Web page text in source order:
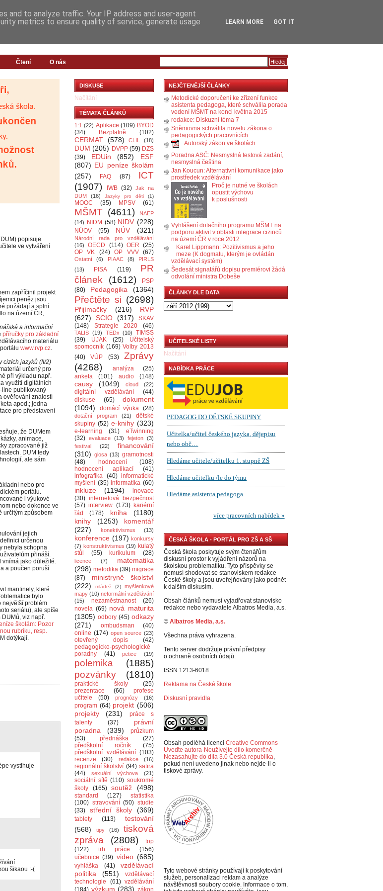
Čtení O nás
popisuje
ve vytváření
zapříčinil projekt
peněz jsou
požádají a splní
na území ČR,
a informační
příručky pro základní
materiálu
www.rvp.cz.
cizích jazyků (II/2)
určený pro
při výkladu např.
využití digitálních
line publikovaný
ověřování znalostí
apod.; jedna
pro představení
že DUMem
animace,
zpracované již
DUM tedy
ale sám
nebo pro
portálu.
i výukové
nebo dokonce ve
určitým způsobem
jejich
určenou
nebyla schopna
přináší.
vnímá jako důležité.
a poučen poruší
mantinely, které
bylo
největší problém
seriálu), ale spíše
viz např.
školám: Pozor
rubriku, resp.
dotýkají.
vystihuje
šikaou :-(
DISKUSE
Načítání
TÉMATA ČLÁNKŮ
1:1 (22) Aplikace (109) BYOD
(34)
Bezplatně (102)
CERMAT (578) CLIL (18)
DUM (205) DVPP (59) DZS
(39)
EDUin (852)
ESF
(807) EU peníze školám
(257)
FAQ (87)
ICT
(1907)
IWB (32) Jak na
DUM
(16) Jazyky pro děti (1)
MOOC (35) MPSV (61)
MŠMT (4611)
NAEP
(14)
NIDM (58) NIDV (228)
NÚOV (55) NÚV (321)
Národní rada pro vzdělávání
(16)
OECD (114) OER (25)
OP VK
(24) OP VVV (67)
Ostatní (6) PIAAC (8)
PIRLS
(13)
PISA (119)
PR
článek
(1612)
PSP
(80)
Pedagogika (1364)
Přečtěte si (2698)
Přijímačky (216)
RVP
(627)
SCIO (317)
SKAV
(148)
Strategie 2020 (46)
TALIS (19) TEDx (10)
TIMSS
(39)
UJAK (25)
Učitelský
spomocník (169) Volby 2013
(40)
VÚP (53)
Zprávy
(4268)
analýza
(25)
anketa
(101) audio (148)
causy (1049) cloud (22)
digitální vzdělávání
(44)
diskuse
(65)
dokument
(1094)
domácí výuka (28)
dotační program (21)
dětské
skupiny (52) e-knihy (323)
e-learning (31)
eTwinning
(32) evaluace (13) fejeton (3)
festival
(22)
financování
(310) glosa (13) gramotnosti
(48)
hodnocení
(108)
hodnocení aplikací
(41)
infografika (40) informatické
myšlení (35) informatika (60)
inkluze (1194)
inovace
(30) internetová bezpečnost
(57) interview (173) kariérní
řád
(178) kniha
(1180)
knihy
(1253)
komentář
(227)
konektivismus (13)
konference (197) konkursy
(7) konstruktivismus (19) kulatý
stůl
(55) kurikulum (28)
licence (7)
matematika
(298) metodika (39) migrace
(87)
ministryně školství
(222)
mládež (2)
myšlenkové
mapy (10) neformální vzdělávání
(15)
nezaměstnanost
(26)
novela (69) nová maturita
(1305) odbory (45) odkazy
(271)
ombudsman
(40)
online (174) open source (23)
otevřený dopis
(42)
pedagogicko-psychologické
poradny
(41) petice (19)
polemika
(1885)
pozvánky
(1810)
praktické školy
(25)
prezentace
(66)
profese
učitele
(50) prognózy (16)
program (64) projekt (506)
projekty
(231)
práce s
talenty
(37)
právní
poradna
(339)
průzkum
(53)
přednáška
(27)
předškolní ročník
(75)
předškolní vzdělávání (103)
recenze
(30) redakce (16)
regionální školství (94) satira
(44)
sexuální výchova (21)
sociální sítě (110) soukromé
školy
(165) soutěž (498)
standard (127)
statistika
(100) stravování (50) studie
(33)
střední školy (369)
tablety (113)
testování
(568)
tipy (16)
tisková
zpráva
(2808)
top
(122)
trh práce
(156)
učebnice (39) video (685)
vyhláška (41)
vzdělávací
politika
(551)
vzdělávací
technologie
(61) vzdělávání
(184) výzkum (283) zákon
NEJČTENĚJŠÍ ČLÁNKY
Metodické doporučení ke zřízení funkce
asistenta pedagoga, které schválila porada
vedení MŠMT na konci května 2015
redakce: Diskuzní téma 7
Sněmovna schválila novelu zákona o
pedagogických pracovnících
Autorský zákon ve školách
Poradna ASČ: Nesmyslná testová zadání,
nesmyslná čeština
Jan Koucun: Alternativní komunikace jako
prostředek vzdělávání
Proč je nutné ve školách
opustit výchovu
k poslušnosti
Vyhlášení dotačního programu MŠMT na
podporu aktivit v oblasti integrace cizinců
na území ČR v roce 2012
Karel Lippmann: Pozitivismus a jeho
meze (K dogmatu, kterým je ovládán
vzdělávací systém)
Šedesát signatářů dopisu premiérovi žádá
odvolání ministra Dobeše
ČLÁNKY DLE DATA
UČITELSKÉ LISTY
Načítání
NABÍDKA PRÁCE
ČESKÁ ŠKOLA - PORTÁL PRO ZŠ A SŠ
Česká škola poskytuje svým čtenářům
diskusní prostor k vyjádření názorů na
školskou problematiku. Tyto příspěvky se
nemusí shodovat se stanoviskem redakce
České školy a jsou uveřejňovány jako podnět
k dalším diskusím.
Obsah článků nemusí vyjadřovat stanovisko
redakce nebo vydavatele Albatros Media, a.s.
© Albatros Media, a.s.
Všechna práva vyhrazena.
Tento server dodržuje právní předpisy
o ochraně osobních údajů.
ISSN 1213-6018
Reklama na České škole
Diskusní pravidla
Obsah podléhá licenci Creative Commons
Uveďte autora-Neužívejte dílo komerčně-
Nezasahujte do díla 3.0 Česká republika,
pokud není uvedeno jinak nebo nejde-li o
tiskové zprávy.
Tyto webové stránky používají k poskytování
služeb, personalizaci reklam a analýze
návštěvnosti soubory cookie. Informace o tom,
and to analyze traffic. Your IP address and user-agent
metrics to ensure quality of service, generate usage
LEARN MORE GOT IT